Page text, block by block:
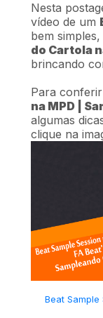
Nesta
vídeo de um
bem
do Cartola
brincando
Para
na MPD |
algumas
clique na
Beat Sample